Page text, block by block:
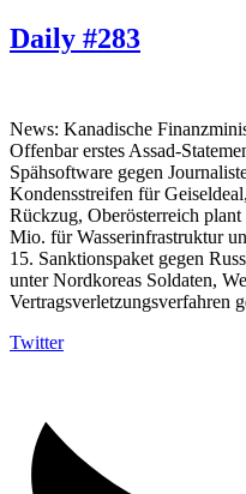
Daily #283
News: Kanadische
Offenbar erstes Assad-
Spähsoftware gegen
Kondensstreifen für
Rückzug, Oberösterreich
Mio. für Wasserinfrastruktur
15. Sanktionspaket gegen
unter Nordkoreas Soldaten,
Vertragsverletzungsverfahren
Twitter